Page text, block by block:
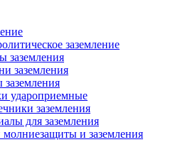
заземление
заземления
заземления
удароприемные
заземления
для заземления
и заземления